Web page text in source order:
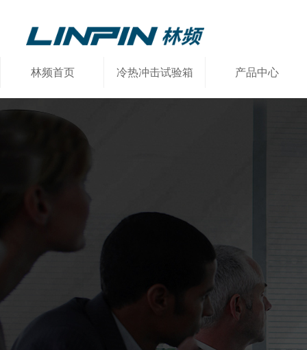
林频首页 冷热冲击试验箱 产品中心